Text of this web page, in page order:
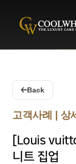
Coolwhite
Back
고객사례 | 상
[Louis
니트 집업